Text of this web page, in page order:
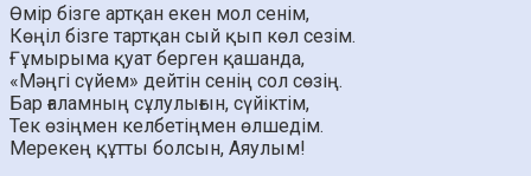
Өмір бізге артқан екен мол сенім,
Көңіл бізге тартқан сый қып көл сезім.
Ғұмырыма қуат берген қашанда,
«Мәңгі сүйем» дейтін сенің сол сөзің.
Бар ғаламның сұлулығын, сүйіктім,
Тек өзіңмен келбетіңмен өлшедім.
Мерекең құтты болсын, Аяулым!